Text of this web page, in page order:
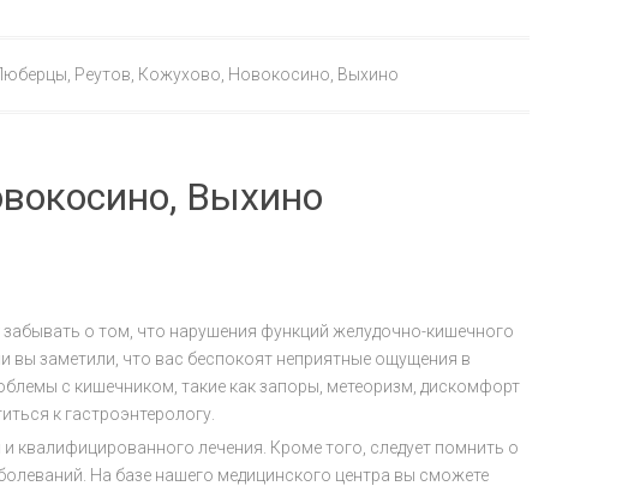
Реутов, Кожухово, Новокосино, Выхино
Выхино
о том, что нарушения функций желудочно-кишечного
вы заметили, что вас беспокоят неприятные ощущения в
с кишечником, такие как запоры, метеоризм, дискомфорт
к гастроэнтерологу.
квалифицированного лечения. Кроме того, следует помнить о
На базе нашего медицинского центра вы сможете